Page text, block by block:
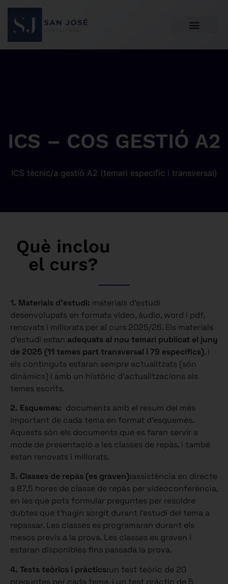
ICS – COS GESTIÓ A2
ICS tècnic/a gestió A2 (temari específic i transversal)
Què inclou
el curs?
1. Materials d’estudi: materials d’estudi
desenvolupats en formats vídeo, àudio, word i pdf,
renovats i millorats per al curs 2025/26. Els materials
d’estudi estan adequats al nou temari publicat el juny
de 2025 (11 temes part transversal i 79 específics), i
els continguts estaran sempre actualitzats (són
dinàmics) i amb un històric d’actualitzacions als
temes escrits.
2. Esquemes: documents amb el resum del més
important de cada tema en format d’esquemes.
Aquests són els documents que es faran servir a
mode de presentació a les classes de repàs, i també
estan renovats i millorats.
3. Classes de repàs (es graven):assistència en directe
a 87,5 hores de classe de repàs per videoconferència,
en les que pots formular preguntes per resoldre
dubtes que t’hagin sorgit durant l’estudi del tema a
repassar. Les classes es programaran durant els
mesos previs a la prova. Les classes es graven i
estaran disponibles fins passada la prova.
4. Tests teòrics i pràctics:un test teòric de 20
preguntes per cada tema, i un test pràctic de 5